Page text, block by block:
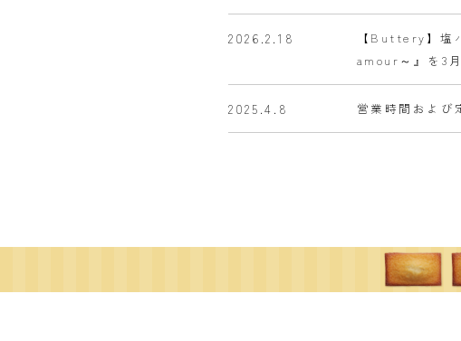
2026.2.18
【Buttery】塩
amour～』を3
2025.4.8 営業時間および